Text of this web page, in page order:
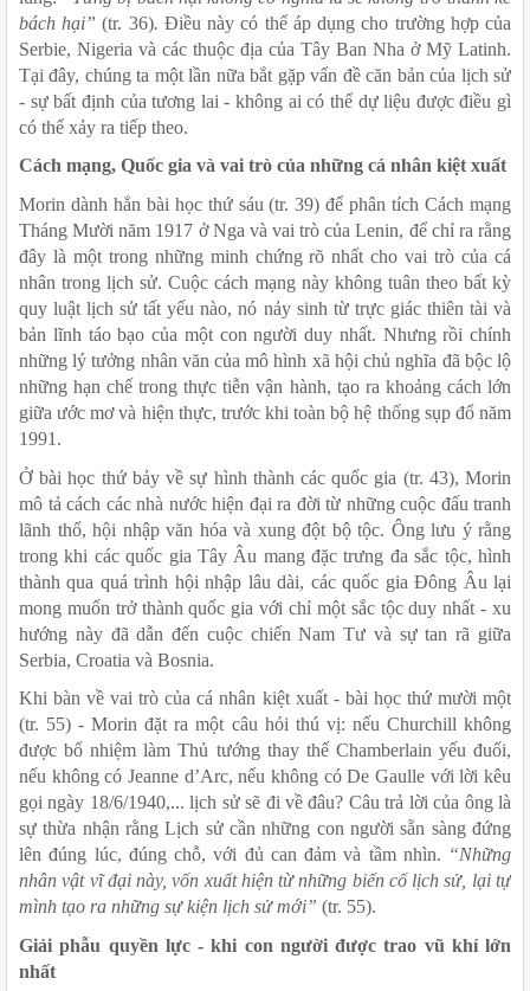
bách hại” (tr. 36). Điều này có thể áp dụng cho trường hợp của
Serbie, Nigeria và các thuộc địa của Tây Ban Nha ở Mỹ Latinh.
Tại đây, chúng ta một lần nữa bắt gặp vấn đề căn bản của lịch sử
- sự bất định của tương lai - không ai có thể dự liệu được điều gì
có thể xảy ra tiếp theo.
Cách mạng, Quốc gia và vai trò của những cá nhân kiệt xuất
Morin dành hẳn bài học thứ sáu (tr. 39) để phân tích Cách mạng
Tháng Mười năm 1917 ở Nga và vai trò của Lenin, để chỉ ra rằng
đây là một trong những minh chứng rõ nhất cho vai trò của cá
nhân trong lịch sử. Cuộc cách mạng này không tuân theo bất kỳ
quy luật lịch sử tất yếu nào, nó nảy sinh từ trực giác thiên tài và
bản lĩnh táo bạo của một con người duy nhất. Nhưng rồi chính
những lý tưởng nhân văn của mô hình xã hội chủ nghĩa đã bộc lộ
những hạn chế trong thực tiễn vận hành, tạo ra khoảng cách lớn
giữa ước mơ và hiện thực, trước khi toàn bộ hệ thống sụp đổ năm
1991.
Ở bài học thứ bảy về sự hình thành các quốc gia (tr. 43), Morin
mô tả cách các nhà nước hiện đại ra đời từ những cuộc đấu tranh
lãnh thổ, hội nhập văn hóa và xung đột bộ tộc. Ông lưu ý rằng
trong khi các quốc gia Tây Âu mang đặc trưng đa sắc tộc, hình
thành qua quá trình hội nhập lâu dài, các quốc gia Đông Âu lại
mong muốn trở thành quốc gia với chỉ một sắc tộc duy nhất - xu
hướng này đã dẫn đến cuộc chiến Nam Tư và sự tan rã giữa
Serbia, Croatia và Bosnia.
Khi bàn về vai trò của cá nhân kiệt xuất - bài học thứ mười một
(tr. 55) - Morin đặt ra một câu hỏi thú vị: nếu Churchill không
được bổ nhiệm làm Thủ tướng thay thế Chamberlain yếu đuối,
nếu không có Jeanne d’Arc, nếu không có De Gaulle với lời kêu
gọi ngày 18/6/1940,... lịch sử sẽ đi về đâu? Câu trả lời của ông là
sự thừa nhận rằng Lịch sử cần những con người sẵn sàng đứng
lên đúng lúc, đúng chỗ, với đủ can đảm và tầm nhìn. “Những
nhân vật vĩ đại này, vốn xuất hiện từ những biến cố lịch sử, lại tự
mình tạo ra những sự kiện lịch sử mới” (tr. 55).
Giải phẫu quyền lực - khi con người được trao vũ khí lớn
nhất